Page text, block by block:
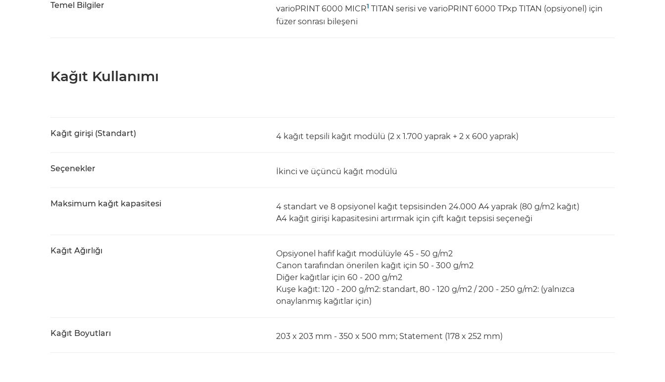
Temel Bilgiler varioPRINT 6000 MICR1 TITAN serisi ve varioPRINT 6000 TPxp TITAN (opsiyonel) için
füzer sonrası bileşeni
Kağıt Kullanımı
Kağıt girişi (Standart) 4 kağıt tepsili kağıt modülü (2 x 1.700 yaprak + 2 x 600 yaprak)
Seçenekler İkinci ve üçüncü kağıt modülü
Maksimum kağıt kapasitesi
4 standart ve 8 opsiyonel kağıt tepsisinden 24.000 A4 yaprak (80 g/m2 kağıt)
A4 kağıt girişi kapasitesini artırmak için çift kağıt tepsisi seçeneği
Kağıt Ağırlığı
Opsiyonel hafif kağıt modülüyle 45 - 50 g/m2
Canon tarafından önerilen kağıt için 50 - 300 g/m2
Diğer kağıtlar için 60 - 200 g/m2
Kuşe kağıt: 120 - 200 g/m2: standart, 80 - 120 g/m2 / 200 - 250 g/m2: (yalnızca
onaylanmış kağıtlar için)
Kağıt Boyutları 203 x 203 mm - 350 x 500 mm; Statement (178 x 252 mm)